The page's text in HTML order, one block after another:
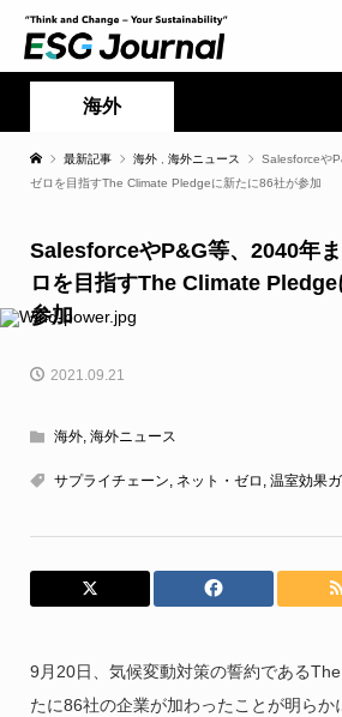
海外
最新記事 海外 海外ニュース
Salesforceや
ゼロを目指すThe Climate Pledgeに新たに86社が参加
SalesforceやP&G等、2040年
ロを目指すThe Climate
参加
2021.09.21
海外, 海外ニュース
サプライチェーン, ネット・ゼロ , 温室効果
9月20日、気候変動対策の誓約である
たに86社の企業が加わったことが明らか